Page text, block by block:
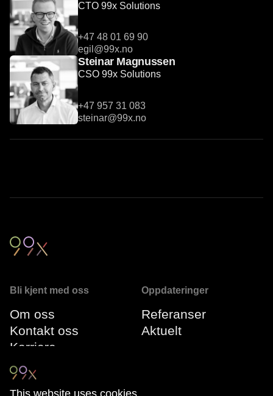
This website uses cookies
CTO 99x Solutions
+47 48 01 69 90
egil@99x.no
Steinar Magnussen
CSO 99x Solutions
+47 957 31 083
steinar@99x.no
Bli kjent med oss
Om oss
Kontakt oss
Karriere
Vår ledergruppe
Oppdateringer
Referanser
Aktuelt